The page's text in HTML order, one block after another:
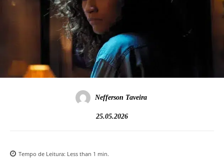
Nefferson Taveira
25.05.2026
Tempo de Leitura: Less than 1 min.